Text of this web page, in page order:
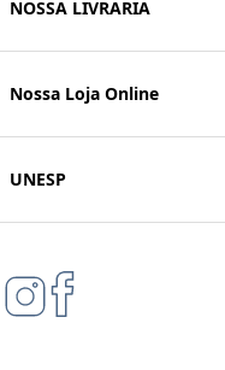
NOSSA LIVRARIA
Nossa Loja Online
UNESP